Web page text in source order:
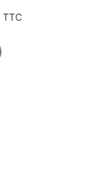
TTC